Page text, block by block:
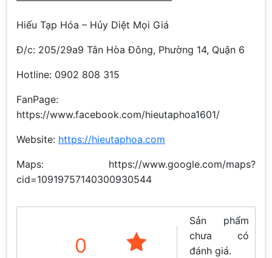
Hiếu Tạp Hóa – Hủy Diệt Mọi Giá
Đ/c: 205/29a9 Tân Hòa Đông, Phường 14, Quận 6
Hotline: 0902 808 315
FanPage:
https://www.facebook.com/hieutaphoa1601/
Website: https://hieutaphoa.com
Maps: https://www.google.com/maps?
cid=10919757140300930544
0
Sản phẩm
chưa có
đánh giá.